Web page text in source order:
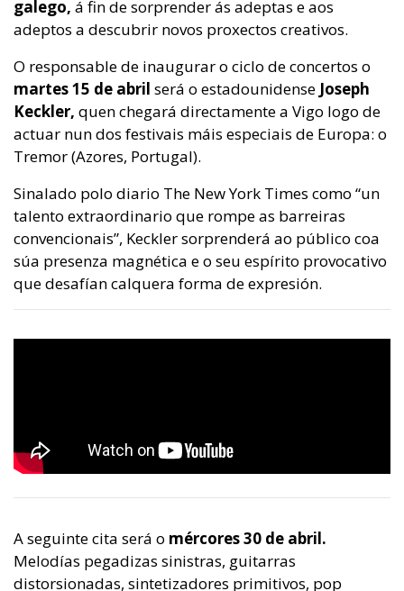
galego, á fin de sorprender ás adeptas e aos
adeptos a descubrir novos proxectos creativos.
O responsable de inaugurar o ciclo de concertos o
martes 15 de abril será o estadounidense Joseph
Keckler, quen chegará directamente a Vigo logo de
actuar nun dos festivais máis especiais de Europa: o
Tremor (Azores, Portugal).
Sinalado polo diario The New York Times como “un
talento extraordinario que rompe as barreiras
convencionais”, Keckler sorprenderá ao público coa
súa presenza magnética e o seu espírito provocativo
que desafían calquera forma de expresión.
A seguinte cita será o mércores 30 de abril.
Melodías pegadizas sinistras, guitarras
distorsionadas, sintetizadores primitivos, pop